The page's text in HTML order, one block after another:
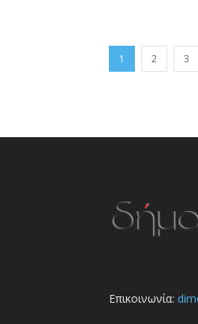
1 2 3
Επικοινωνία: